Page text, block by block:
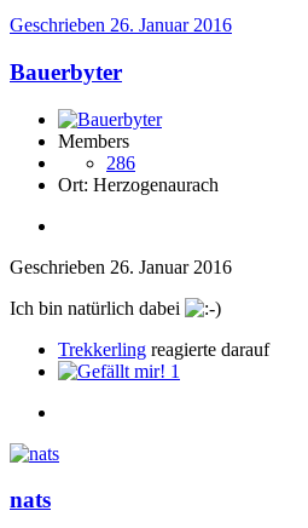
Geschrieben 26. Januar 2016
Bauerbyter
Members
286
Ort: Herzogenaurach
Geschrieben 26. Januar 2016
Ich bin natürlich dabei
Trekkerling reagierte darauf
1
nats